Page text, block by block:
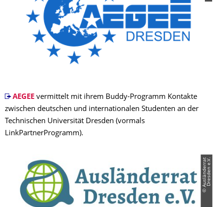
AEGEE vermittelt mit ihrem Buddy-Programm Kontakte
zwischen deutschen und internationalen Studenten an der
Technischen Universität Dresden (vormals
LinkPartnerProgramm).
©
A
u
s
l
ä
n
d
e
r
r
a
t
D
r
e
s
d
e
n
e.
V.